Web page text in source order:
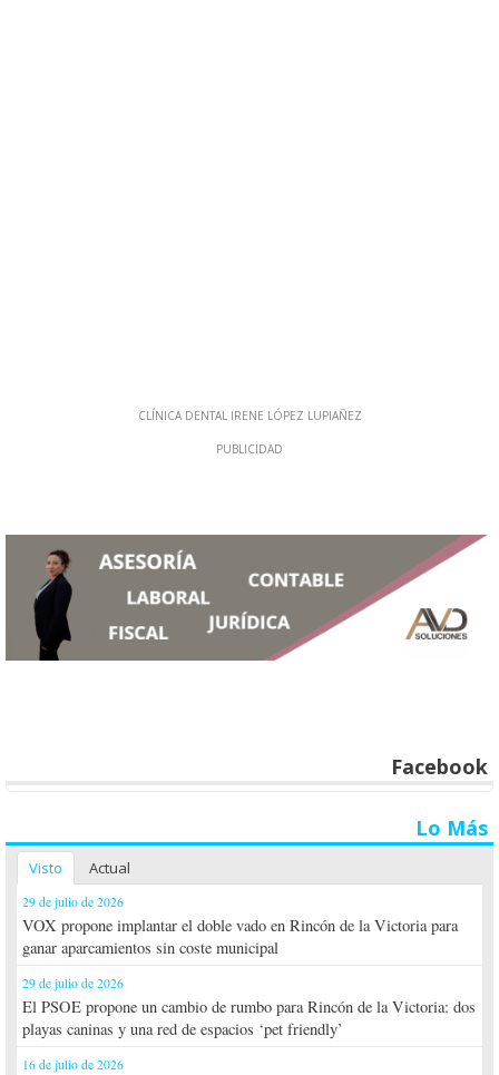
Facebook
Lo Más
Visto Actual
29 de julio de 2026
VOX propone implantar el doble vado en Rincón de la Victoria para
ganar aparcamientos sin coste municipal
29 de julio de 2026
El PSOE propone un cambio de rumbo para Rincón de la Victoria: dos
playas caninas y una red de espacios ‘pet friendly’
16 de julio de 2026